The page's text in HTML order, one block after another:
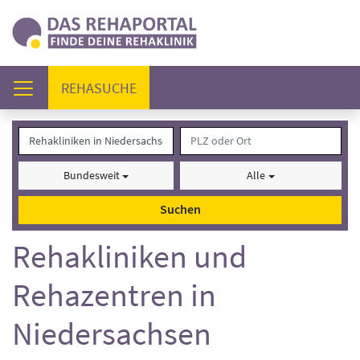
REHASUCHE(AKTUELL)
Bundesweit Alle
Suchen
Rehakliniken und
Rehazentren in
Niedersachsen